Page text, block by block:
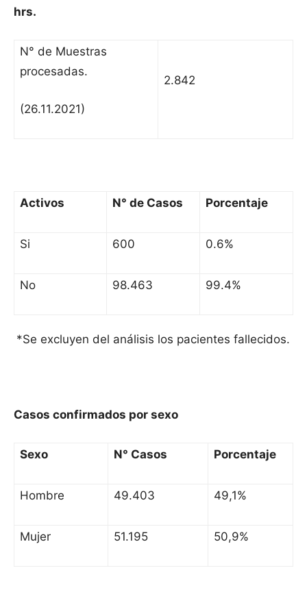
hrs.
N° de Muestras
procesadas.
(26.11.2021)
2.842
Activos N° de Casos Porcentaje
Si 600 0.6%
No 98.463 99.4%
*Se excluyen del análisis los pacientes fallecidos.
Casos confirmados por sexo
Sexo N° Casos Porcentaje
Hombre 49.403 49,1%
Mujer 51.195 50,9%